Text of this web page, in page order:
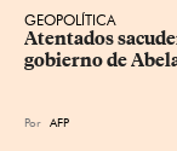
GEOPOLÍTICA
Atentados
gobierno de
Por AFP